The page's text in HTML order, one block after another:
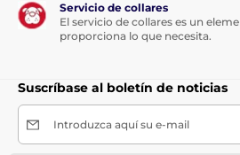
Servicio de collares
El servicio de collares es un
proporciona lo que necesita.
Suscríbase al boletín de noticias
Introduzca aquí su e-mail